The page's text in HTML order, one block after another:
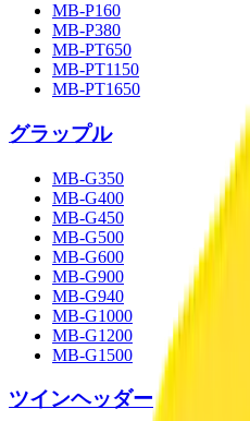
MB-P160
MB-P380
MB-PT650
MB-PT1150
MB-PT1650
グラップル
MB-G350
MB-G400
MB-G450
MB-G500
MB-G600
MB-G900
MB-G940
MB-G1000
MB-G1200
MB-G1500
ツインヘッダー